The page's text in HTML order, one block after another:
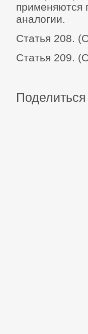
применяются
аналогии.
Статья 208.
Статья 209.